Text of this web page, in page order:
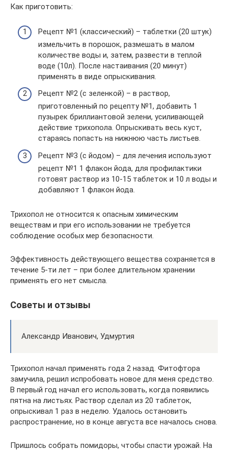
Как приготовить:
Рецепт №1 (классический) – таблетки (20 штук)
измельчить в порошок, размешать в малом
количестве воды и, затем, развести в теплой
воде (10л). После настаивания (20 минут)
применять в виде опрыскивания.
Рецепт №2 (с зеленкой) – в раствор,
приготовленный по рецепту №1, добавить 1
пузырек бриллиантовой зелени, усиливающей
действие трихопола. Опрыскивать весь куст,
стараясь попасть на нижнюю часть листьев.
Рецепт №3 (с йодом) – для лечения используют
рецепт №1 1 флакон йода, для профилактики
готовят раствор из 10-15 таблеток и 10 л воды и
добавляют 1 флакон йода.
Трихопол не относится к опасным химическим
веществам и при его использовании не требуется
соблюдение особых мер безопасности.
Эффективность действующего вещества сохраняется в
течение 5-ти лет – при более длительном хранении
применять его нет смысла.
Советы и отзывы
Александр Иванович, Удмуртия
Трихопол начал применять года 2 назад. Фитофтора
замучила, решил испробовать новое для меня средство.
В первый год начал его использовать, когда появились
пятна на листьях. Раствор сделал из 20 таблеток,
опрыскивал 1 раз в неделю. Удалось остановить
распространение, но в конце августа все началось снова.
Пришлось собрать помидоры, чтобы спасти урожай. На